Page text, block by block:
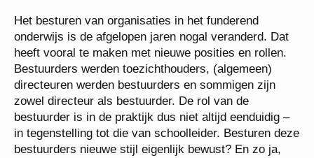
Het besturen van organisaties in het funderend
onderwijs is de afgelopen jaren nogal veranderd. Dat
heeft vooral te maken met nieuwe posities en rollen.
Bestuurders werden toezichthouders, (algemeen)
directeuren werden bestuurders en sommigen zijn
zowel directeur als bestuurder. De rol van de
bestuurder is in de praktijk dus niet altijd eenduidig –
in tegenstelling tot die van schoolleider. Besturen deze
bestuurders nieuwe stijl eigenlijk bewust? En zo ja,